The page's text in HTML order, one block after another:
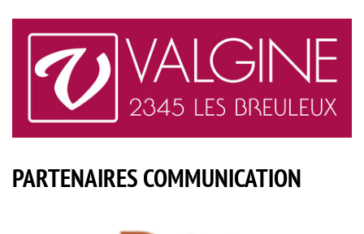
PARTENAIRES COMMUNICATION